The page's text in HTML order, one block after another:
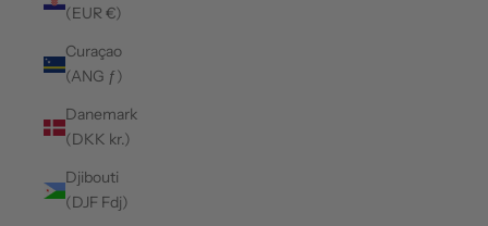
(EUR €)
Curaçao
(ANG ƒ)
Danemark
(DKK kr.)
Djibouti
(DJF Fdj)